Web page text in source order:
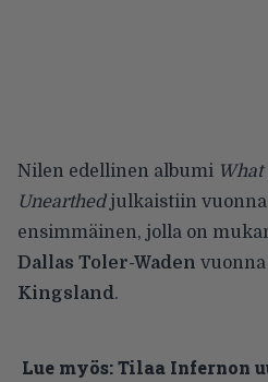
Nilen edellinen albumi What
Unearthedjulkaistiin vuonna
ensimmäinen, jolla on
Dallas Toler-Waden
Kingsland.
Lue myös:Tilaa Infernon